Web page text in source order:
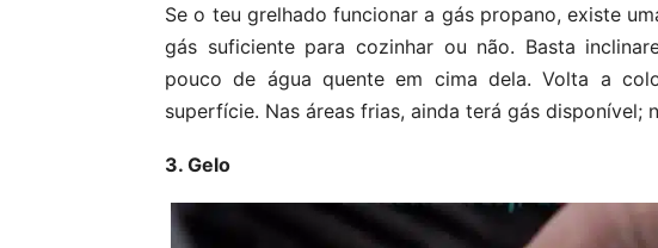
Se o teu grelhado funcionar a gás propano, existe
gás suficiente para cozinhar ou não. Basta
pouco de água quente em cima dela. Volta a
superfície. Nas áreas frias, ainda terá gás disponível;
3. Gelo